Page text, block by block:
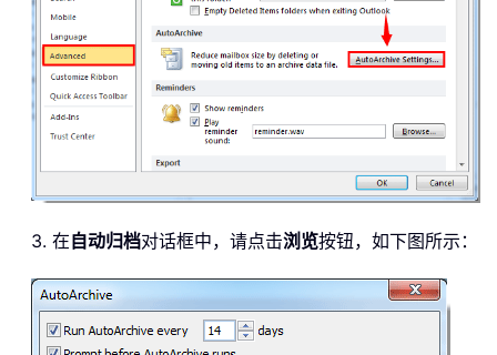
3. 在自动归档对话框中，请点击浏览按钮，如下图所示：